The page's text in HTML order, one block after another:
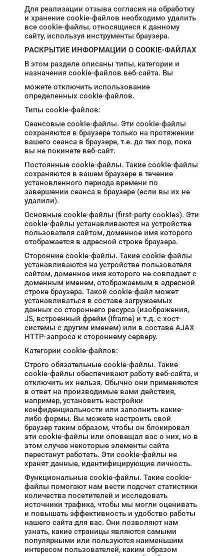
Для реализации отзыва согласия на обработку
и хранение cookie-файлов необходимо удалить
все cookie-файлы, относящиеся к данному
сайту, используя инструменты браузера.
РАСКРЫТИЕ ИНФОРМАЦИИ О COOKIE-ФАЙЛАХ
В этом разделе описаны типы, категории и
назначения cookie-файлов веб-сайта. Вы
можете отключить использование
определенных cookie-файлов.
Типы cookie-файлов:
Сеансовые cookie-файлы. Эти cookie-файлы
сохраняются в браузере только на протяжении
вашего сеанса в браузере, т.е. до тех пор, пока
вы не покинете веб-сайт.
Постоянные cookie-файлы. Такие cookie-файлы
сохраняются в вашем браузере в течение
установленного периода времени по
завершении сеанса в браузере (если вы их не
удалили).
Основные cookie-файлы (first-party cookies). Эти
cookie-файлы устанавливаются на устройстве
пользователя сайтом, доменное имя которого
отображается в адресной строке браузера.
Сторонние cookie-файлы. Такие cookie-файлы
устанавливаются на устройстве пользователя
сайтом, доменное имя которого не совпадает с
доменным именем, отображаемым в адресной
строке браузера. Такой cookie-файл может
устанавливаться в составе загружаемых
данных со стороннего ресурса (изображения,
JS, встроенный фрейм (iframe) и т.д. с хост-
системы с другим именем) или в составе AJAX
HTTP-запроса к стороннему серверу.
Категории cookie-файлов:
Строго обязательные cookie-файлы. Такие
cookie-файлы обеспечивают работу веб-сайта, и
отключить их нельзя. Обычно они применяются
в ответ на производимые вами действия,
например, установить настройки
конфиденциальности или заполнить какие-
либо формы. Вы можете настроить свой
браузер таким образом, чтобы он блокировал
эти cookie-файлы или оповещал вас о них, но в
этом случае некоторые элементы сайта
перестанут работать. Эти cookie-файлы не
хранят данные, идентифицирующие личность.
Функциональные cookie-файлы. Такие cookie-
файлы помогают нам вести подсчет статистики
количества посетителей и исследовать
источники трафика, чтобы мы могли оценивать
и повышать эффективность и удобство работы
нашего сайта для вас. Они позволяют нам
узнать, какие страницы являются самыми
популярными или пользуются наименьшим
интересом пользователей, каким образом